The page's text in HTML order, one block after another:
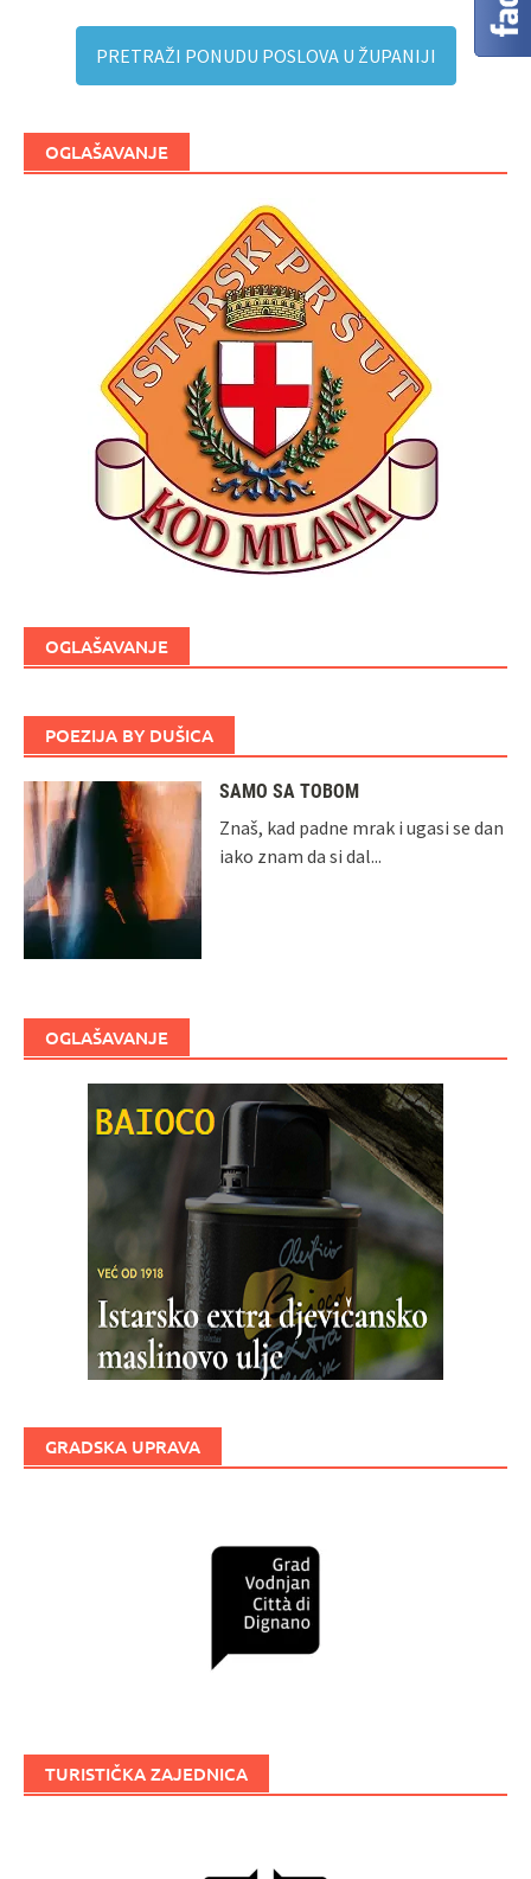
PRETRAŽI PONUDU POSLOVA U ŽUPANIJI
OGLAŠAVANJE
OGLAŠAVANJE
POEZIJA BY DUŠICA
SAMO SA TOBOM
Znaš, kad padne mrak i ugasi se dan
iako znam da si dal...
OGLAŠAVANJE
GRADSKA UPRAVA
TURISTIČKA ZAJEDNICA